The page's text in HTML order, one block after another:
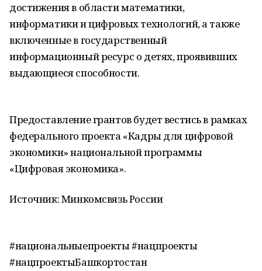
достижения в области математики,
информатики и цифровых технологий, а также
включенные в государственный
информационный ресурс о детях, проявивших
выдающиеся способности.
Предоставление грантов будет вестись в рамках
федерального проекта «Кадры для цифровой
экономики» национальной программы
«Цифровая экономика».
Источник: Минкомсвязь России
#национальныепроекты #нацпроекты
#нацпроектыБашкортостан